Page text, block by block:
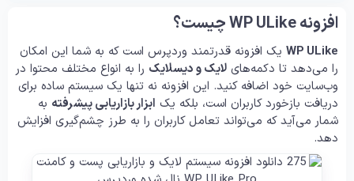
افزونه WP ULike چیست؟
WP ULike یک افزونه قدرتمند وردپرس است که به شما این امکان
را می‌دهد تا دکمه‌های لایک و دیسلایک را به انواع مختلف محتوا در
وب‌سایت خود اضافه کنید. این افزونه نه تنها یک سیستم ساده برای
دریافت بازخورد کاربران است، بلکه یک ابزار بازاریابی پیشرفته به
شمار می‌آید که می‌تواند تعامل کاربران را به طرز چشم‌گیری افزایش
دهد.